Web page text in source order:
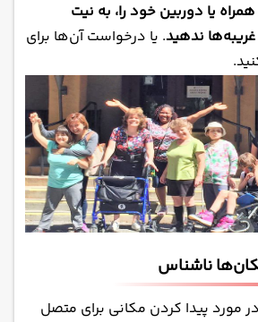
یا دوربین خود را، به نیت
ندهید. یا درخواست آن‌ها برای
در مورد پیدا کردن مکانی برای متصل